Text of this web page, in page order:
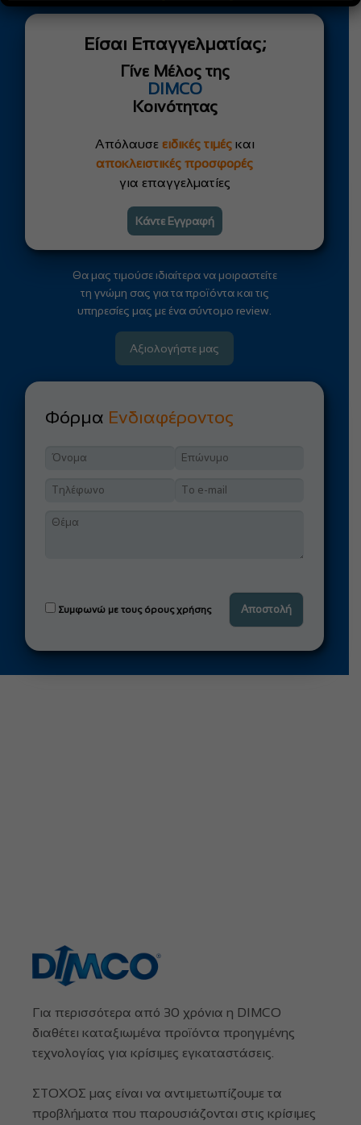
Είσαι Επαγγελματίας;
Γίνε Μέλος της
DIMCO
Κοινότητας
Απόλαυσε ειδικές τιμέςκαι
αποκλειστικές προσφορές
για επαγγελματίες
Κάντε Εγγραφή
Θα μας τιμούσε ιδιαίτερα να μοιραστείτε
τη γνώμη σας για τα προϊόντα και τις
υπηρεσίες μας με ένα σύντομο review.
Αξιολογήστε μας
Φόρμα Ενδιαφέροντος
Συμφωνώ με τους όρους χρήσης
Για περισσότερα από 30 χρόνια η DIMCO
διαθέτει καταξιωμένα προϊόντα προηγμένης
τεχνολογίας για κρίσιμες εγκαταστάσεις.
ΣΤΟΧΟΣ μας είναι να αντιμετωπίζουμε τα
προβλήματα που παρουσιάζονται στις κρίσιμες